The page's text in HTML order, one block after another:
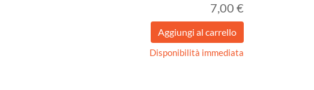
7,00 €
Disponibilità immediata